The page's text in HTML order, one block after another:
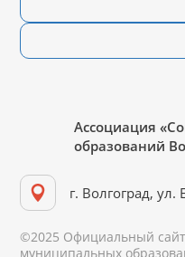
Ассоциация
образований
г. Волгоград, ул.
©2025 Официальный
муниципальных